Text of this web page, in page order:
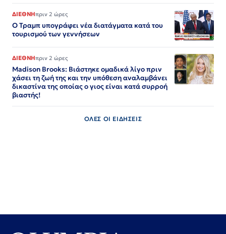
ΔΙΕΘΝΗπριν 2 ώρες
Ο Τραμπ υπογράφει νέα διατάγματα κατά του
τουρισμού των γεννήσεων
ΔΙΕΘΝΗπριν 2 ώρες
Madison Brooks: Βιάστηκε ομαδικά λίγο πριν
χάσει τη ζωή της και την υπόθεση αναλαμβάνει
δικαστίνα της οποίας ο γιος είναι κατά συρροή
βιαστής!
ΟΛΕΣ ΟΙ ΕΙΔΗΣΕΙΣ